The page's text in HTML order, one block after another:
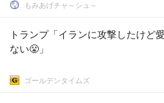
もみあげチャ～シュ～
トランプ「イランに攻撃したけど
ない😤」
ゴールデンタイムズ